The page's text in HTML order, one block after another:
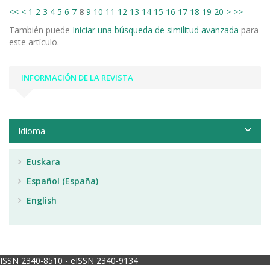
<< < 1 2 3 4 5 6 7 8 9 10 11 12 13 14 15 16 17 18 19 20 > >>
También puede Iniciar una búsqueda de similitud avanzada para
este artículo.
INFORMACIÓN DE LA REVISTA
Idioma
Euskara
Español (España)
English
ISSN 2340-8510 - eISSN 2340-9134